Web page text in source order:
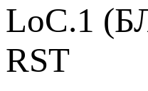
LoС.1
RST